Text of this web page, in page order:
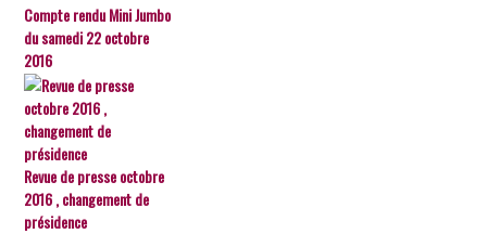
Compte rendu Mini Jumbo
du samedi 22 octobre
2016
Revue de presse octobre
2016 , changement de
présidence